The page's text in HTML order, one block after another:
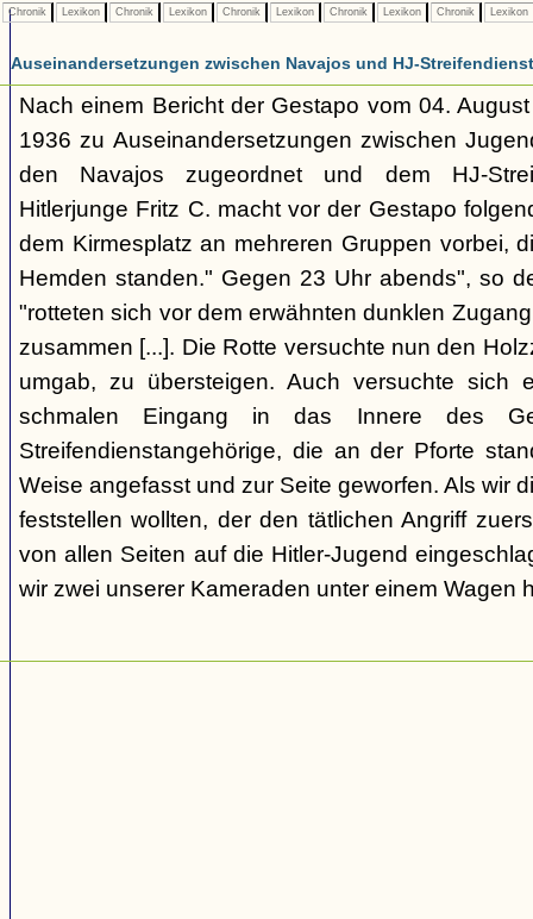
Chronik Lexikon Chronik Lexikon Chronik Lexikon Chronik Lexikon Chronik Lexikon
Auseinandersetzungen zwischen Navajos und HJ-
Nach einem Bericht der Gestapo vom 04.
1936 zu Auseinandersetzungen zwischen
den Navajos zugeordnet und dem HJ-
Hitlerjunge Fritz C. macht vor der Gestapo
dem Kirmesplatz an mehreren Gruppen vorbei,
Hemden standen." Gegen 23 Uhr abends", so
"rotteten sich vor dem erwähnten dunklen
zusammen [...]. Die Rotte versuchte nun den
umgab, zu übersteigen. Auch versuchte sich
schmalen Eingang in das Innere des
Streifendienstangehörige, die an der Pforte
Weise angefasst und zur Seite geworfen. Als wir
feststellen wollten, der den tätlichen Angriff
von allen Seiten auf die Hitler-Jugend
wir zwei unserer Kameraden unter einem Wagen